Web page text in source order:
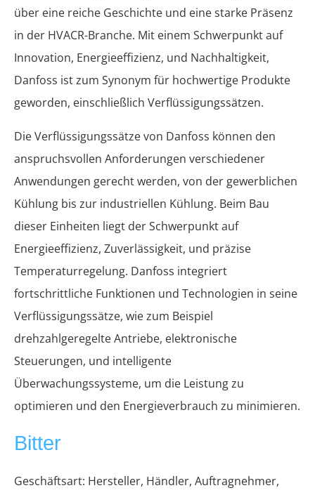
über eine reiche Geschichte und eine starke Präsenz
in der HVACR-Branche. Mit einem Schwerpunkt auf
Innovation, Energieeffizienz, und Nachhaltigkeit,
Danfoss ist zum Synonym für hochwertige Produkte
geworden, einschließlich Verflüssigungssätzen.
Die Verflüssigungssätze von Danfoss können den
anspruchsvollen Anforderungen verschiedener
Anwendungen gerecht werden, von der gewerblichen
Kühlung bis zur industriellen Kühlung. Beim Bau
dieser Einheiten liegt der Schwerpunkt auf
Energieeffizienz, Zuverlässigkeit, und präzise
Temperaturregelung. Danfoss integriert
fortschrittliche Funktionen und Technologien in seine
Verflüssigungssätze, wie zum Beispiel
drehzahlgeregelte Antriebe, elektronische
Steuerungen, und intelligente
Überwachungssysteme, um die Leistung zu
optimieren und den Energieverbrauch zu minimieren.
Bitter
Geschäftsart: Hersteller, Händler, Auftragnehmer,